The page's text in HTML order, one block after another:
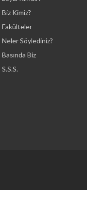
Biz Kimiz?
Fakülteler
Neler Söylediniz?
Basında Biz
S.S.S.